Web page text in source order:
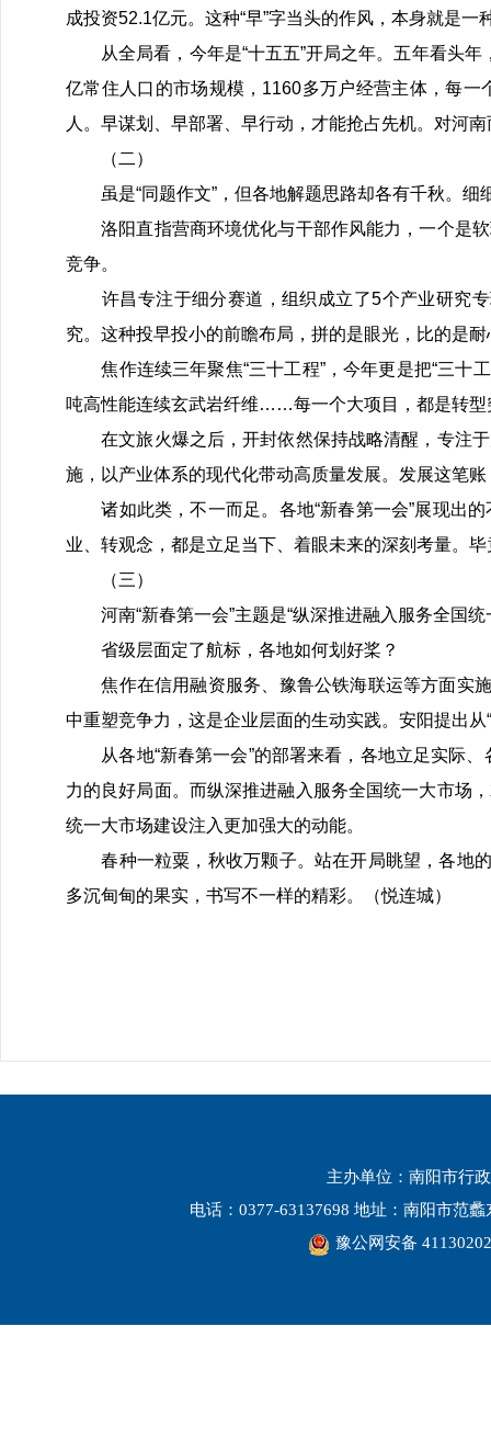
成投资52.1亿元。这种“早”字当头的作风，本身就是一
从全局看，今年是“十五五”开局之年。五年看头年
亿常住人口的市场规模，1160多万户经营主体，每
人。早谋划、早部署、早行动，才能抢占先机。对河
（二）
虽是“同题作文”，但各地解题思路却各有千秋。细
洛阳直指营商环境优化与干部作风能力，一个是软
竞争。
许昌专注于细分赛道，组织成立了5个产业研究专
究。这种投早投小的前瞻布局，拼的是眼光，比的是耐
焦作连续三年聚焦“三十工程”，今年更是把“三十
吨高性能连续玄武岩纤维……每一个大项目，都是转
在文旅火爆之后，开封依然保持战略清醒，专注于
施，以产业体系的现代化带动高质量发展。发展这笔
诸如此类，不一而足。各地“新春第一会”展现出的
业、转观念，都是立足当下、着眼未来的深刻考量。
（三）
河南“新春第一会”主题是“纵深推进融入服务全国统
省级层面定了航标，各地如何划好桨？
焦作在信用融资服务、豫鲁公铁海联运等方面实施
中重塑竞争力，这是企业层面的生动实践。安阳提出
从各地“新春第一会”的部署来看，各地立足实际、
力的良好局面。而纵深推进融入服务全国统一大市场
统一大市场建设注入更加强大的动能。
春种一粒粟，秋收万颗子。站在开局眺望，各地的
多沉甸甸的果实，书写不一样的精彩。（悦连城）
主办单位：南阳市行
电话：0377-63137698 地址：南阳市范
豫公网安备